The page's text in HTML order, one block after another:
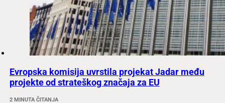
Evropska komisija uvrstila projekat Jadar među
projekte od strateškog značaja za EU
2 MINUTA ČITANJA